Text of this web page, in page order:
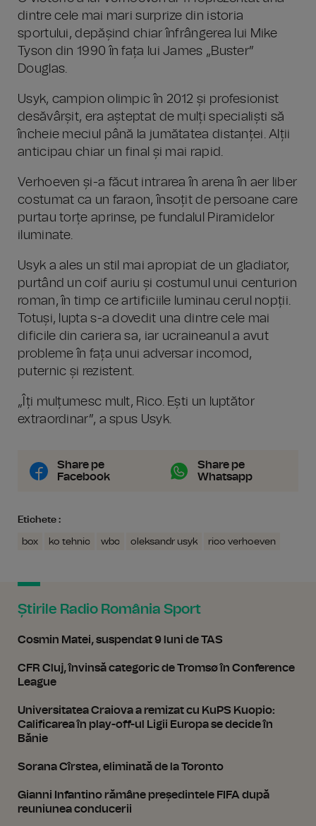
dintre cele mai mari surprize din istoria
sportului, depășind chiar înfrângerea lui Mike
Tyson din 1990 în fața lui James „Buster”
Douglas.
Usyk, campion olimpic în 2012 și profesionist
desăvârșit, era așteptat de mulți specialiști să
încheie meciul până la jumătatea distanței. Alții
anticipau chiar un final și mai rapid.
Verhoeven și-a făcut intrarea în arena în aer liber
costumat ca un faraon, însoțit de persoane care
purtau torțe aprinse, pe fundalul Piramidelor
iluminate.
Usyk a ales un stil mai apropiat de un gladiator,
purtând un coif auriu și costumul unui centurion
roman, în timp ce artificiile luminau cerul nopții.
Totuși, lupta s-a dovedit una dintre cele mai
dificile din cariera sa, iar ucraineanul a avut
probleme în fața unui adversar incomod,
puternic și rezistent.
„Îți mulțumesc mult, Rico. Ești un luptător
extraordinar”, a spus Usyk.
Share pe
Facebook
Share pe
Whatsapp
Etichete :
box ko tehnic wbc oleksandr usyk rico verhoeven
Știrile Radio România Sport
Cosmin Matei, suspendat 9 luni de TAS
CFR Cluj, învinsă categoric de Tromsø în Conference
League
Universitatea Craiova a remizat cu KuPS Kuopio:
Calificarea în play-off-ul Ligii Europa se decide în
Bănie
Sorana Cîrstea, eliminată de la Toronto
Gianni Infantino rămâne președintele FIFA după
reuniunea conducerii